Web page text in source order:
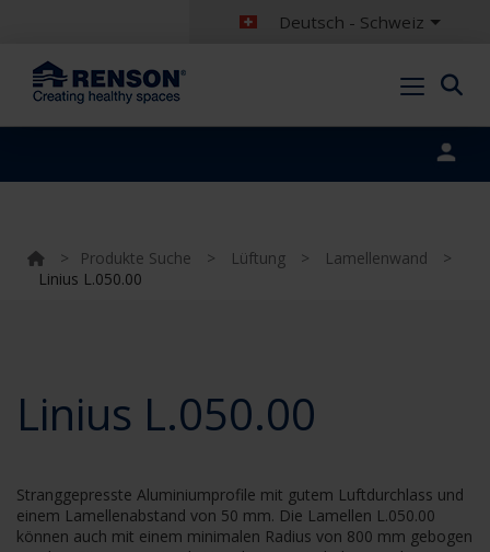
Deutsch - Schweiz
> Produkte Suche > Lüftung > Lamellenwand
>
Linius L.050.00
Linius L.050.00
Stranggepresste Aluminiumprofile mit gutem Luftdurchlass und
einem Lamellenabstand von 50 mm. Die Lamellen L.050.00
können auch mit einem minimalen Radius von 800 mm gebogen